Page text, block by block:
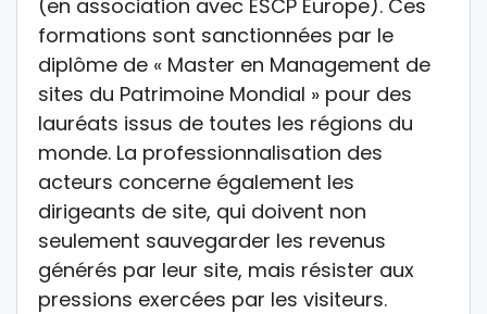
(en association avec ESCP Europe). Ces
formations sont sanctionnées par le
diplôme de « Master en Management de
sites du Patrimoine Mondial » pour des
lauréats issus de toutes les régions du
monde. La professionnalisation des
acteurs concerne également les
dirigeants de site, qui doivent non
seulement sauvegarder les revenus
générés par leur site, mais résister aux
pressions exercées par les visiteurs.